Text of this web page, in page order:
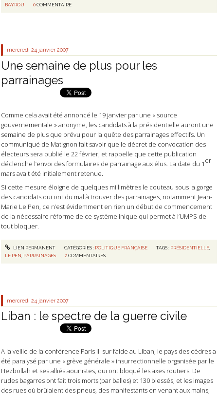
BAYROU
0 COMMENTAIRE
mercredi 24 janvier 2007
Une semaine de plus pour les
parrainages
Comme cela avait été annoncé le 19 janvier par une « source
gouvernementale » anonyme, les candidats à la présidentielle auront une
semaine de plus que prévu pour la quête des parrainages effectifs. Un
communiqué de Matignon fait savoir que le décret de convocation des
électeurs sera publié le 22 février, et rappelle que cette publication
déclenche l’envoi des formulaires de parrainage aux élus. La date du 1er
mars avait été initialement retenue.
Si cette mesure éloigne de quelques millimètres le couteau sous la gorge
des candidats qui ont du mal à trouver des parrainages, notamment Jean-
Marie Le Pen, ce n’est évidemment en rien un début de commencement
de la nécessaire réforme de ce système inique qui permet à l’UMPS de
tout bloquer.
LIEN PERMANENT CATÉGORIES : POLITIQUE FRANÇAISE TAGS : PRÉSIDENTIELLE
LE PEN PARRAINAGES 2 COMMENTAIRES
mercredi 24 janvier 2007
Liban : le spectre de la guerre civile
A la veille de la conférence Paris III sur l’aide au Liban, le pays des cèdres a
été paralysé par une « grève générale » insurrectionnelle organisée par le
Hezbollah et ses alliés aounistes, qui ont bloqué les axes routiers. De
rudes bagarres ont fait trois morts (par balles) et 130 blessés, et les images
des rues où brûlaient des pneus, des manifestants en venant aux mains,